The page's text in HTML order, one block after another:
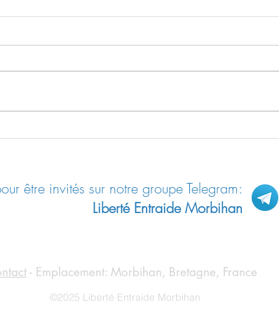
Le bilan économique de la France
être invités sur notre groupe Telegram:
Liberté Entraide Morbihan
- Emplacement: Morbihan, Bretagne, France
©2025 Liberté Entraide Morbihan